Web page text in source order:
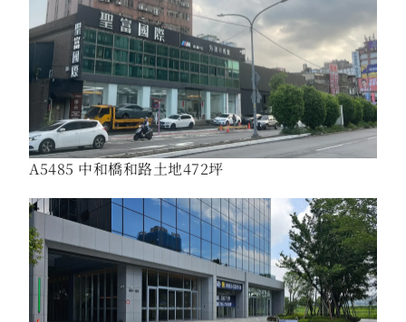
A5485 中和橋和路土地472坪